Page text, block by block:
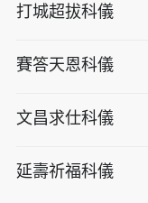
打城超拔科儀
賽答天恩科儀
文昌求仕科儀
延壽祈福科儀